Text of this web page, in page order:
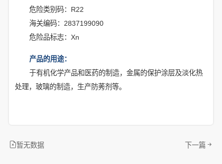
危险类别码：R22
海关编码：2837199090
危险品标志：Xn
产品的用途：
于有机化学产品和医药的制造，金属的保护涂层及淡化热
处理，玻璃的制造，生产防莠剂等。
暂无数据 下一篇